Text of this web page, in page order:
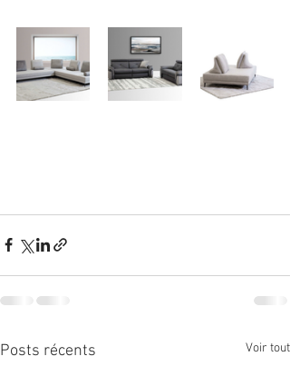
Posts récents Voir tout